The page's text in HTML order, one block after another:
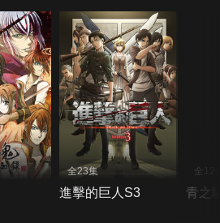
全23集
進擊的巨人S3
全12
青之